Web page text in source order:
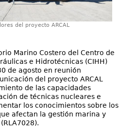
del proyecto ARCAL
Marino Costero del Centro de
e Hidrotécnicas (CIHH)
de agosto en reunión
del proyecto ARCAL
de las capacidades
de técnicas nucleares e
los conocimientos sobre los
afectan la gestión marina y